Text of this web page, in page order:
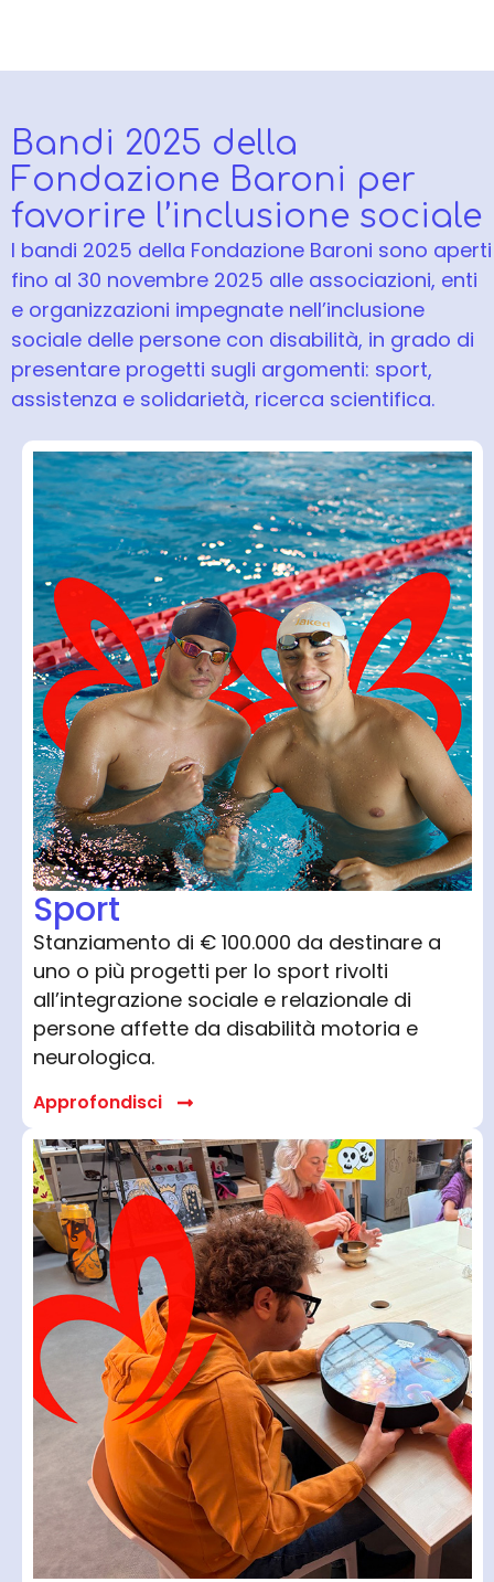
Bandi 2025 della
Fondazione Baroni per
favorire l’inclusione sociale
I bandi 2025 della Fondazione Baroni sono aperti
fino al 30 novembre 2025 alle associazioni, enti
e organizzazioni impegnate nell’inclusione
sociale delle persone con disabilità, in grado di
presentare progetti sugli argomenti: sport,
assistenza e solidarietà, ricerca scientifica.
Sport
Stanziamento di € 100.000 da destinare a
uno o più progetti per lo sport rivolti
all’integrazione sociale e relazionale di
persone affette da disabilità motoria e
neurologica.
Approfondisci